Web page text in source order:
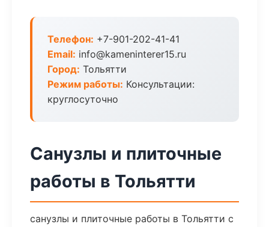
Телефон: +7-901-202-41-41
Email: info@kameninterer15.ru
Город: Тольятти
Режим работы: Консультации:
круглосуточно
Санузлы и плиточные
работы в Тольятти
санузлы и плиточные работы в Тольятти с